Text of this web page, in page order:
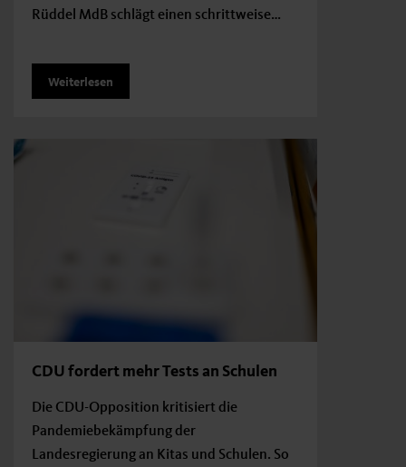
Rüddel MdB schlägt einen schrittweise…
Weiterlesen
CDU fordert mehr Tests an Schulen
Die CDU-Opposition kritisiert die
Pandemiebekämpfung der
Landesregierung an Kitas und Schulen. So